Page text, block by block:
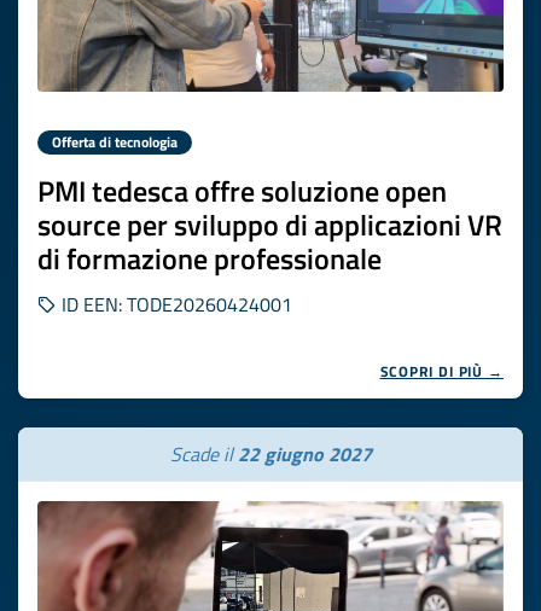
Offerta di tecnologia
PMI tedesca offre soluzione open
source per sviluppo di applicazioni VR
di formazione professionale
ID EEN: TODE20260424001
SCOPRI DI PIÙ →
Scade il22 giugno 2027